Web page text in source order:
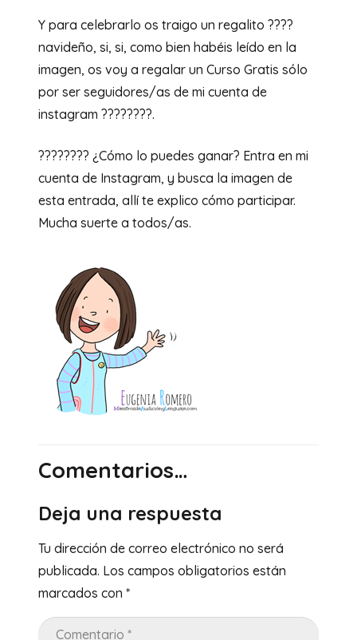
Y para celebrarlo os traigo un regalito ????
navideño, si, si, como bien habéis leído en la
imagen, os voy a regalar un Curso Gratis sólo
por ser seguidores/as de mi cuenta de
instagram ????????.
???????? ¿Cómo lo puedes ganar? Entra en mi
cuenta de Instagram, y busca la imagen de
esta entrada, allí te explico cómo participar.
Mucha suerte a todos/as.
Comentarios…
Deja una respuesta
Tu dirección de correo electrónico no será
publicada. Los campos obligatorios están
marcados con *